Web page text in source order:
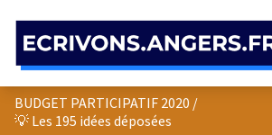
BUDGET PARTICIPATIF 2020 /
💡 Les 195 idées déposées